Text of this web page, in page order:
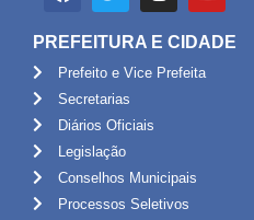
PREFEITURA E CIDADE
Prefeito e Vice Prefeita
Secretarias
Diários Oficiais
Legislação
Conselhos Municipais
Processos Seletivos